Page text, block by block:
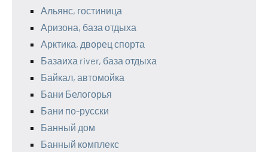
Альянс, гостиница
Аризона, база отдыха
Арктика, дворец спорта
Базаиха river, база отдыха
Байкал, автомойка
Бани Белогорья
Бани по-русски
Банный дом
Банный комплекс